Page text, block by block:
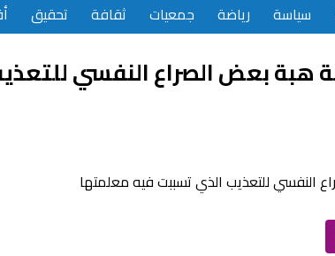
سياسة رياضة جمعيات ثقافة تحقيق
هبة بعض الصراع النفسي